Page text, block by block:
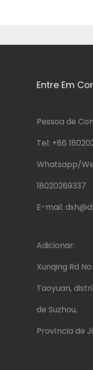
Entre Em
Pessoa de
Tel: +86
Whatsapp/
18020269337
E-mail:
Adicionar:
Xunqing Rd
Taoyuan,
de Suzhou,
Província de